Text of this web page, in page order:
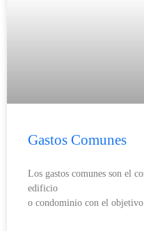
Gastos Comunes
Los gastos comunes son el
edificio
o condominio con el objetivo